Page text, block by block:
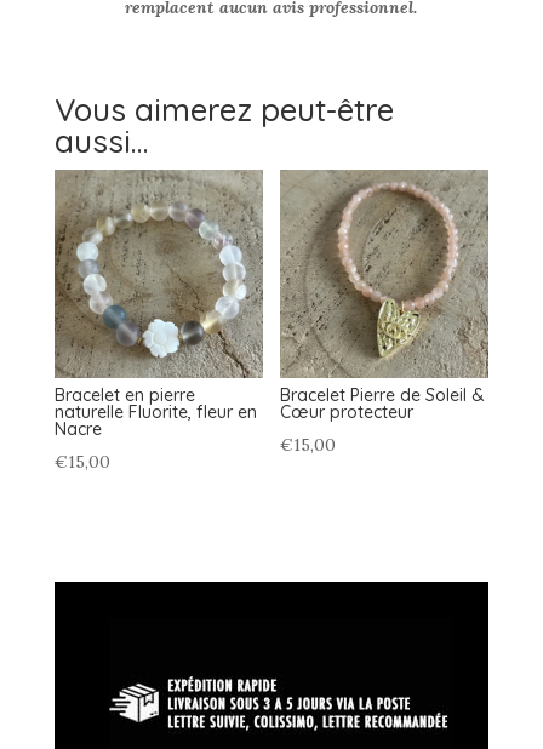
remplacent aucun avis professionnel.
Vous aimerez peut-être
aussi…
Bracelet en pierre
naturelle Fluorite, fleur en
Nacre
€15,00
Bracelet Pierre de Soleil &
Cœur protecteur
€15,00